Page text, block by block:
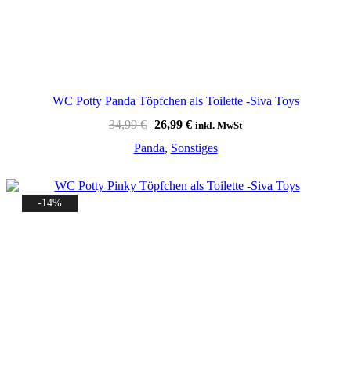
WC Potty Panda Töpfchen als Toilette -Siva Toys
34,99€ Ursprünglicher
war:
26,99 €Aktueller
ist:
inkl. MwSt
Panda, Sonstiges
-14%